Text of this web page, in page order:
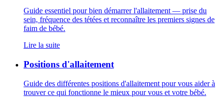
Guide essentiel pour bien démarrer l'allaitement — prise du
sein, fréquence des tétées et reconnaître les premiers signes de
faim de bébé.
Lire la suite
Positions d'allaitement
Guide des différentes positions d'allaitement pour vous aider à
trouver ce qui fonctionne le mieux pour vous et votre bébé.